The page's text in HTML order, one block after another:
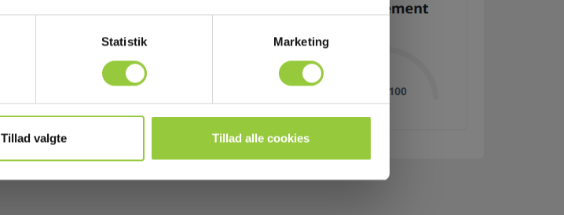
Statistik Marketing
Tillad valgte Tillad alle cookies